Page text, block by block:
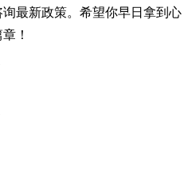
最新政策。希望你早日拿到心
！